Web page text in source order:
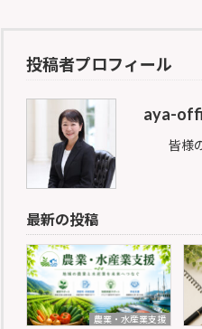
投稿者プロフィール
aya-
皆様の
最新の投稿
農業・水産業支援